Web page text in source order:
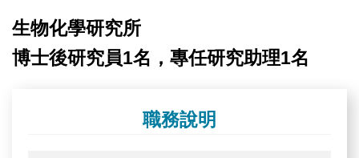
生物化學研究所
博士後研究員1名，專任研究助理1名
職務說明